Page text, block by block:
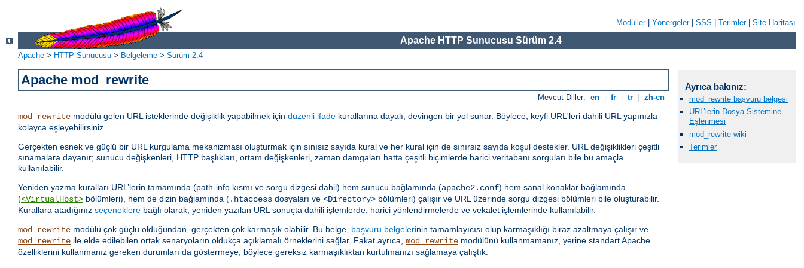
Modüller| Yönergeler| SSS Terimler| Site Haritası
Apache HTTP Sunucusu Sürüm 2.4
Apache > HTTP Sunucusu > Belgeleme > Sürüm 2.4
Apache mod_rewrite
Mevcut Diller: en fr tr zh-cn
mod_rewrite modülü gelen URL isteklerinde değişiklik yapabilmek için düzenli ifade kurallarına dayalı, devingen bir yol sunar. Böylece, keyfi URL'leri dahili URL yapınızla
kolayca eşleyebilirsiniz.
Gerçekten esnek ve güçlü bir URL kurgulama mekanizması oluşturmak için sınısız sayıda kural ve her kural için de sınırsız sayıda koşul destekler. URL değişiklikleri çeşitli
sınamalara dayanır; sunucu değişkenleri, HTTP başlıkları, ortam değişkenleri, zaman damgaları hatta çeşitli biçimlerde harici veritabanı sorguları bile bu amaçla
kullanılabilir.
Yeniden yazma kuralları URL’lerin tamamında (path-info kısmı ve sorgu dizgesi dahil) hem sunucu bağlamında (apache2.conf) hem sanal konaklar bağlamında
(<VirtualHost> bölümleri), hem de dizin bağlamında (.htaccess dosyaları ve <Directory> bölümleri) çalışır ve URL üzerinde sorgu dizgesi bölümleri bile oluşturabilir.
Kurallara atadığınız seçeneklere bağlı olarak, yeniden yazılan URL sonuçta dahili işlemlerde, harici yönlendirmelerde ve vekalet işlemlerinde kullanılabilir.
mod_rewrite modülü çok güçlü olduğundan, gerçekten çok karmaşık olabilir. Bu belge, başvuru belgelerinin tamamlayıcısı olup karmaşıklığı biraz azaltmaya çalışır ve
mod_rewrite ile elde edilebilen ortak senaryoların oldukça açıklamalı örneklerini sağlar. Fakat ayrıca, mod_rewrite modülünü kullanmamanız, yerine standart Apache
özelliklerini kullanmanız gereken durumları da göstermeye, böylece gereksiz karmaşıklıktan kurtulmanızı sağlamaya çalıştık.
Ayrıca bakınız:
mod_rewrite başvuru belgesi
URL’lerin Dosya Sistemine
Eşlenmesi
mod_rewrite wiki
Terimler